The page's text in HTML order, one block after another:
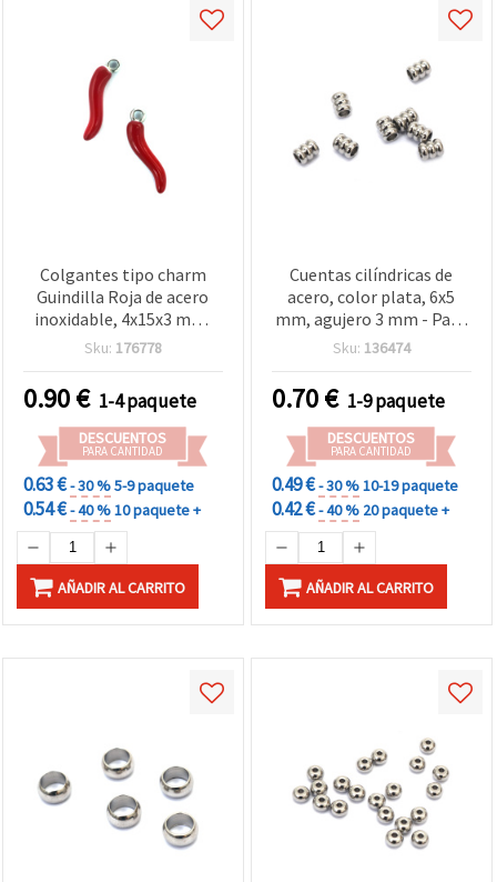
Colgantes tipo charm
Guindilla Roja de acero
inoxidable, 4x15x3 mm,
agujero 1,5 mm – 2 piezas
divertida
Sku: 176778
0.90€ 1-4 paquete
DESCUENTOS
PARA CANTIDAD
0.63 €- 30 %5-9 paquete
0.54 €- 40 %10 paquete +
AÑADIR AL CARRITO
Cuentas cilíndricas de
acero, color plata, 6x5
mm, agujero 3 mm - Pack
de 10 uds
Sku: 136474
0.70€ 1-9 paquete
DESCUENTOS
PARA CANTIDAD
0.49 €- 30 %10-19 paquete
0.42 €- 40 % 20 paquete +
AÑADIR AL CARRITO